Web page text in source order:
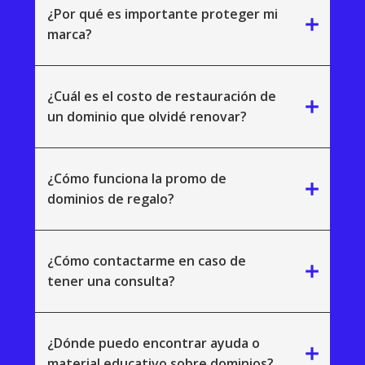
¿Por qué es importante proteger mi
marca?
add
¿Cuál es el costo de restauración de
un dominio que olvidé renovar?
add
¿Cómo funciona la promo de
dominios de regalo?
add
¿Cómo contactarme en caso de
tener una consulta?
add
¿Dónde puedo encontrar ayuda o
add